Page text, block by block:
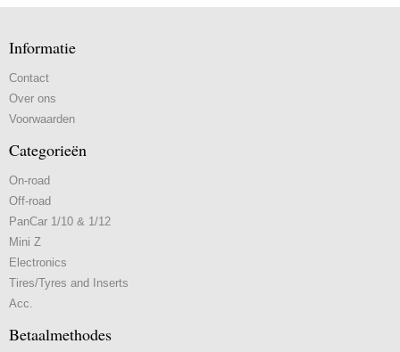
Informatie
Contact
Over ons
Voorwaarden
Categorieën
On-road
Off-road
PanCar 1/10 & 1/12
Mini Z
Electronics
Tires/Tyres and Inserts
Acc.
Betaalmethodes